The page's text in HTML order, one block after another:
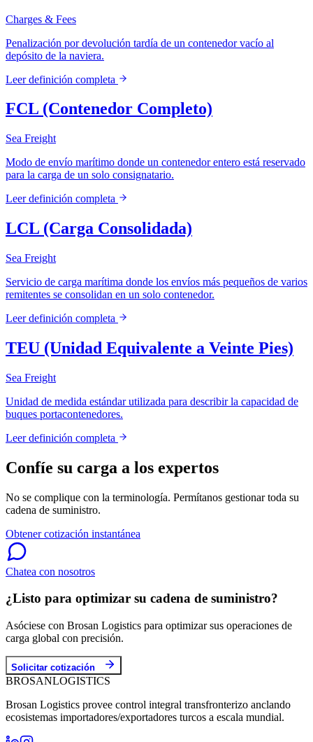
Charges & Fees
Penalización por devolución tardía de un contenedor vacío al
depósito de la naviera.
Leer definición completa
FCL (Contenedor Completo)
Sea Freight
Modo de envío marítimo donde un contenedor entero está reservado
para la carga de un solo consignatario.
Leer definición completa
LCL (Carga Consolidada)
Sea Freight
Servicio de carga marítima donde los envíos más pequeños de varios
remitentes se consolidan en un solo contenedor.
Leer definición completa
TEU (Unidad Equivalente a Veinte Pies)
Sea Freight
Unidad de medida estándar utilizada para describir la capacidad de
buques portacontenedores.
Leer definición completa
Confíe su carga a los expertos
No se complique con la terminología. Permítanos gestionar toda su
cadena de suministro.
Obtener cotización instantánea
Chatea con nosotros
¿Listo para optimizar su cadena de suministro?
Asóciese con Brosan Logistics para optimizar sus operaciones de
carga global con precisión.
Solicitar cotización
BROSANLOGISTICS
Brosan Logistics provee control integral transfronterizo anclando
ecosistemas importadores/exportadores turcos a escala mundial.